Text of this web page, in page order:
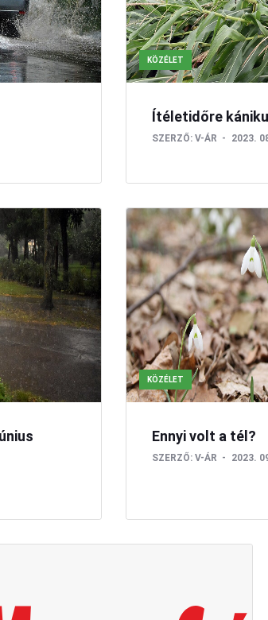
KÖZÉLET
Ítéletidőre
SZERZŐ: V-ÁR 2023.
KÖZÉLET
Ennyi volt a tél?
SZERZŐ: V-ÁR 2023.